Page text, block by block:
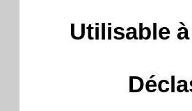
Utilisable